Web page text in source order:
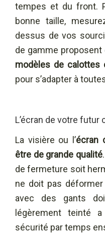
tempes et du front.
bonne taille,
dessus de vos
de gamme
modèles de calottes
pour s’adapter à
L’écran de votre futur
La visière ou l’écran
être de grande qualité
de fermeture soit
ne doit pas
avec des gants
légèrement teinté
sécurité par temps